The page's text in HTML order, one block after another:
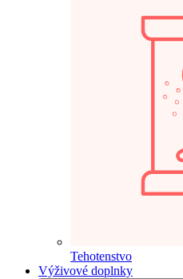
Tehotenstvo
Výživové doplnky